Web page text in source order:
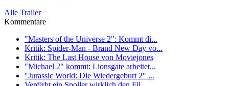
Alle Trailer
Kommentare
"Masters of the Universe 2": Kommt di...
Kritik: Spider-Man - Brand New Day vo...
Kritik: The Last House von Moviejones
"Michael 2" kommt: Lionsgate arbeitet...
"Jurassic World: Die Wiedergeburt 2" ...